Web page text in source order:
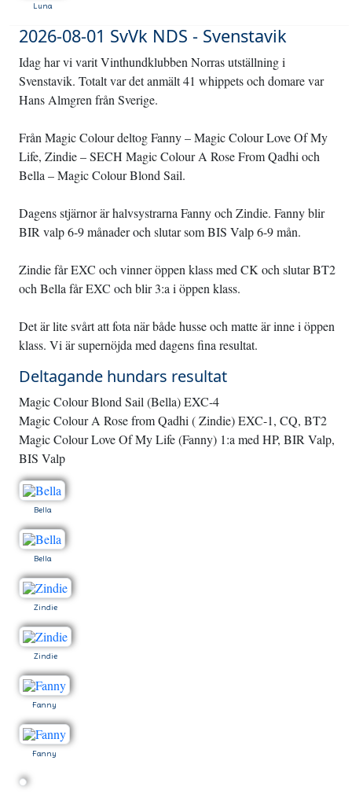
Luna
2026-08-01 SvVk NDS - Svenstavik
Idag har vi varit Vinthundklubben Norras utställning i
Svenstavik. Totalt var det anmält 41 whippets och domare var
Hans Almgren från Sverige.
Från Magic Colour deltog Fanny – Magic Colour Love Of My
Life, Zindie – SECH Magic Colour A Rose From Qadhi och
Bella – Magic Colour Blond Sail.
Dagens stjärnor är halvsystrarna Fanny och Zindie. Fanny blir
BIR valp 6-9 månader och slutar som BIS Valp 6-9 mån.
Zindie får EXC och vinner öppen klass med CK och slutar BT2
och Bella får EXC och blir 3:a i öppen klass.
Det är lite svårt att fota när både husse och matte är inne i öppen
klass. Vi är supernöjda med dagens fina resultat.
Deltagande hundars resultat
Magic Colour Blond Sail (Bella) EXC-4
Magic Colour A Rose from Qadhi ( Zindie) EXC-1, CQ, BT2
Magic Colour Love Of My Life (Fanny) 1:a med HP, BIR Valp,
BIS Valp
Bella
Bella
Zindie
Zindie
Fanny
Fanny